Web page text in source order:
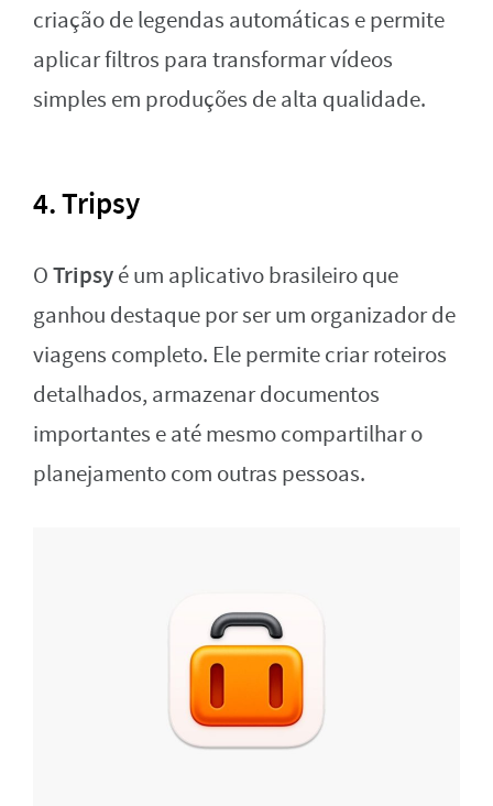
criação de legendas automáticas e permite
aplicar filtros para transformar vídeos
simples em produções de alta qualidade.
4. Tripsy
OTripsyé um aplicativo brasileiro que
ganhou destaque por ser um organizador de
viagens completo. Ele permite criar roteiros
detalhados, armazenar documentos
importantes e até mesmo compartilhar o
planejamento com outras pessoas.